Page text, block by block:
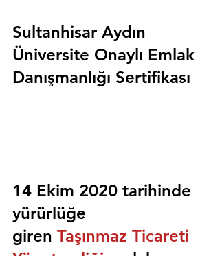
Sultanhisar Aydın
Üniversite Onaylı Emlak
Danışmanlığı Sertifikası
14 Ekim 2020 tarihinde
yürürlüğe
giren Taşınmaz Ticareti